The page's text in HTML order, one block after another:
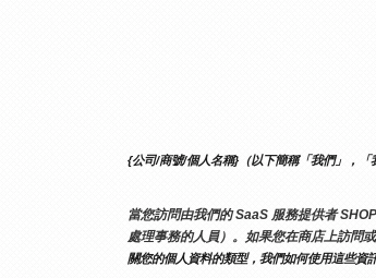
{公司/商號/個人名稱}（以下簡稱「我們」，
當您訪問由我們的 SaaS 服務提供者
處理事務的人員）。如果您在商店上訪問
關您的個人資料的類型，我們如何使用這些資